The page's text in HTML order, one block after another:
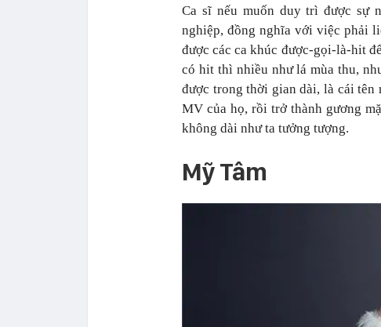
Ca sĩ nếu muốn duy trì được sự
nghiệp, đồng nghĩa với việc phải
được các ca khúc được-gọi-là-hit
có hit thì nhiều như lá mùa thu,
được trong thời gian dài, là cái tên
MV của họ, rồi trở thành gương
không dài như ta tưởng tượng.
Mỹ Tâm